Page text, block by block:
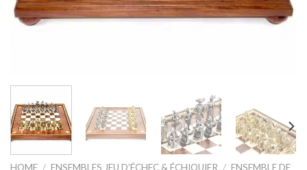
HOME / ENSEMBLES JEU D’ÉCHEC & ÉCHIQUIER / ENSEMBLE DE